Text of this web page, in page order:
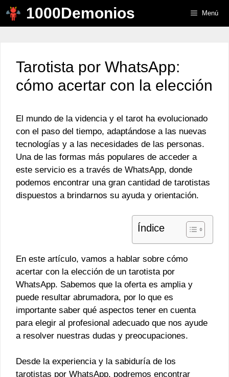
Saltar
1000Demonios Menú
Tarotista por WhatsApp:
cómo acertar con la elección
El mundo de la videncia y el tarot ha evolucionado
con el paso del tiempo, adaptándose a las nuevas
tecnologías y a las necesidades de las personas.
Una de las formas más populares de acceder a
este servicio es a través de WhatsApp, donde
podemos encontrar una gran cantidad de tarotistas
dispuestos a brindarnos su ayuda y orientación.
Índice
En este artículo, vamos a hablar sobre cómo
acertar con la elección de un tarotista por
WhatsApp. Sabemos que la oferta es amplia y
puede resultar abrumadora, por lo que es
importante saber qué aspectos tener en cuenta
para elegir al profesional adecuado que nos ayude
a resolver nuestras dudas y preocupaciones.
Desde la experiencia y la sabiduría de los
tarotistas por WhatsApp, podremos encontrar